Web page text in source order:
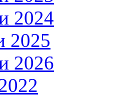
2024
2025
2026